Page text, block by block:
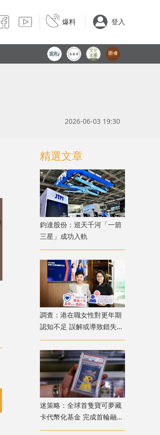
爆料 登入
2026-06-03 19:30
精選文章
鈞達股份：巡天千河「一箭
三星」成功入軌
調查：港在職女性對更年期
認知不足 誤解或導致錯失
「黃金預防期」
迷策略：全球首隻寶可夢藏
卡代幣化基金 完成首輪融資
兼獲超購